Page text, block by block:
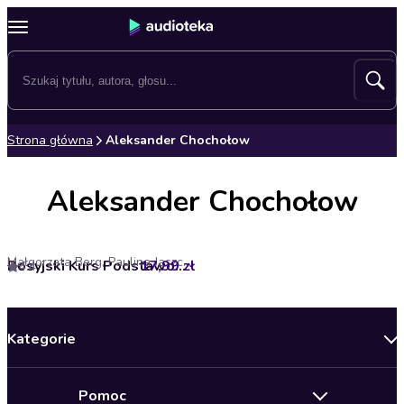
Strona główna Aleksander Chochołow
Aleksander Chochołow
Rosyjski Kurs Podstawowy. Audio kursMałgorzata Berg, Paulina Jaszczuk, Volha Masliukova
4.4 17,99 zł
Kategorie
Pomoc